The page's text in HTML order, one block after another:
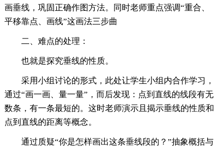
画垂线，巩固正确作图方法。同时老师重点强调“重合、
平移靠点、画线”这画法三步曲
二、难点的处理：
也就是探究垂线的性质。
采用小组讨论的形式，此处让学生小组内合作学习，
通过“画一画、量一量”，而后发现：点到直线的线段有无
数条，有一条最短的。这时老师演示且揭示垂线的性质和
点到直线的距离等概念。
通过质疑“你是怎样画出这条垂线段的？”抽象概括与